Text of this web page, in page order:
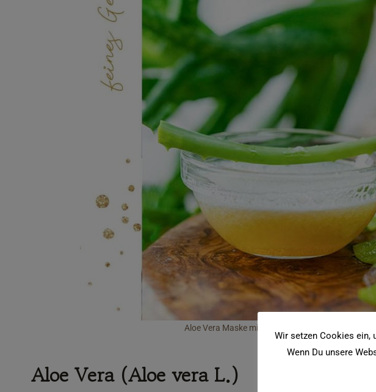
Aloe Vera Maske mit Honig – Jungbrunnen für die
Aloe Vera (Aloe vera L.)
Wir setzen Cookies ein,
Wenn Du unsere